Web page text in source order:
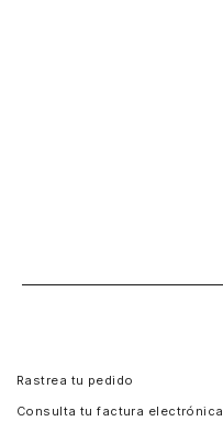
Rastrea tu pedido
Consulta tu factura electrónica